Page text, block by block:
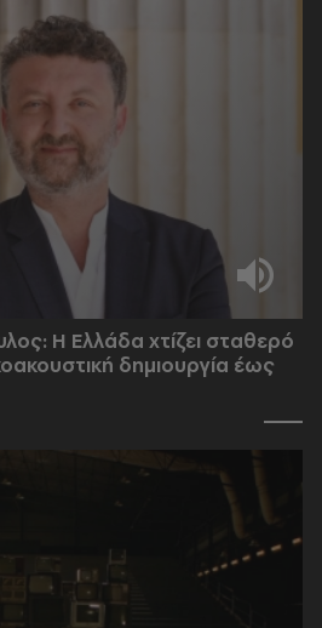
Η Ελλάδα χτίζει σταθερό
δημιουργία έως